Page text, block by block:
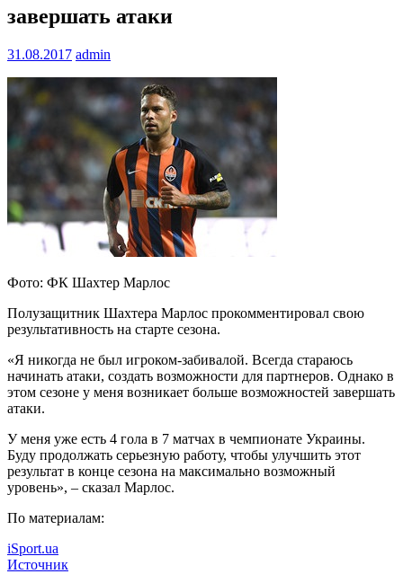
завершать атаки
31.08.2017 admin
Фото: ФК Шахтер Марлос
Полузащитник Шахтера Марлос прокомментировал свою
результативность на старте сезона.
«Я никогда не был игроком-забивалой. Всегда стараюсь
начинать атаки, создать возможности для партнеров. Однако в
этом сезоне у меня возникает больше возможностей завершать
атаки.
У меня уже есть 4 гола в 7 матчах в чемпионате Украины.
Буду продолжать серьезную работу, чтобы улучшить этот
результат в конце сезона на максимально возможный
уровень», – сказал Марлос.
По материалам:
iSport.ua
Источник